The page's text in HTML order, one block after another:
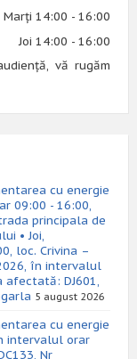
Marți 14:00 - 16:00
Joi 14:00 - 16:00
vă rugăm
cu energie
09:00 - 16:00,
principala de
• Joi,
loc. Crivina –
în intervalul
afectată: DJ601,
5 august 2026
cu energie
intervalul orar
Nr